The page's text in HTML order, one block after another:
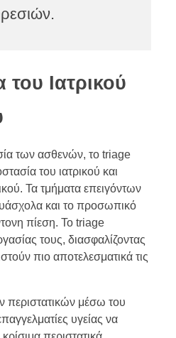
Ιατρικού
των ασθενών, το triage
του ιατρικού και
Τα τμήματα επειγόντων
και το προσωπικό
πίεση. Το triage
τους, διασφαλίζοντας
πιο αποτελεσματικά τις
περιστατικών μέσω του
υγείας να